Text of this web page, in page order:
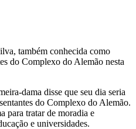
também conhecida como
do Complexo do Alemão nesta
dama disse que seu dia seria
do Complexo do Alemão.
para tratar de moradia e
e universidades.